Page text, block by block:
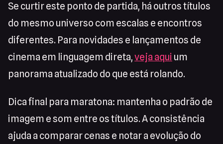
Se curtir este ponto de partida, há outros títulos
do mesmo universo com escalas e encontros
diferentes. Para novidades e lançamentos de
cinema em linguagem direta,veja aqui um
panorama atualizado do que está rolando.
Dica final para maratona: mantenha o padrão de
imagem e som entre os títulos. A consistência
ajuda a comparar cenas e notar a evolução do